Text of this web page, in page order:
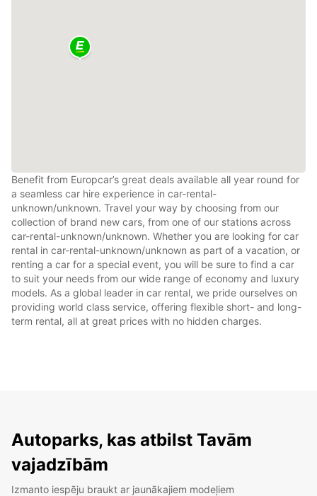
Benefit from Europcar’s great deals available all year round for
a seamless car hire experience in car-rental-
unknown/unknown. Travel your way by choosing from our
collection of brand new cars, from one of our stations across
car-rental-unknown/unknown. Whether you are looking for car
rental in car-rental-unknown/unknown as part of a vacation, or
renting a car for a special event, you will be sure to find a car
to suit your needs from our wide range of economy and luxury
models. As a global leader in car rental, we pride ourselves on
providing world class service, offering flexible short- and long-
term rental, all at great prices with no hidden charges.
Autoparks, kas atbilst Tavām
vajadzībām
Izmanto iespēju braukt ar jaunākajiem modeļiem